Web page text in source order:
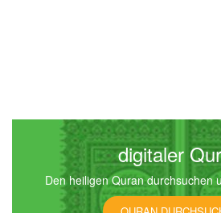
digitaler
Den heiligen Quran durchsuchen